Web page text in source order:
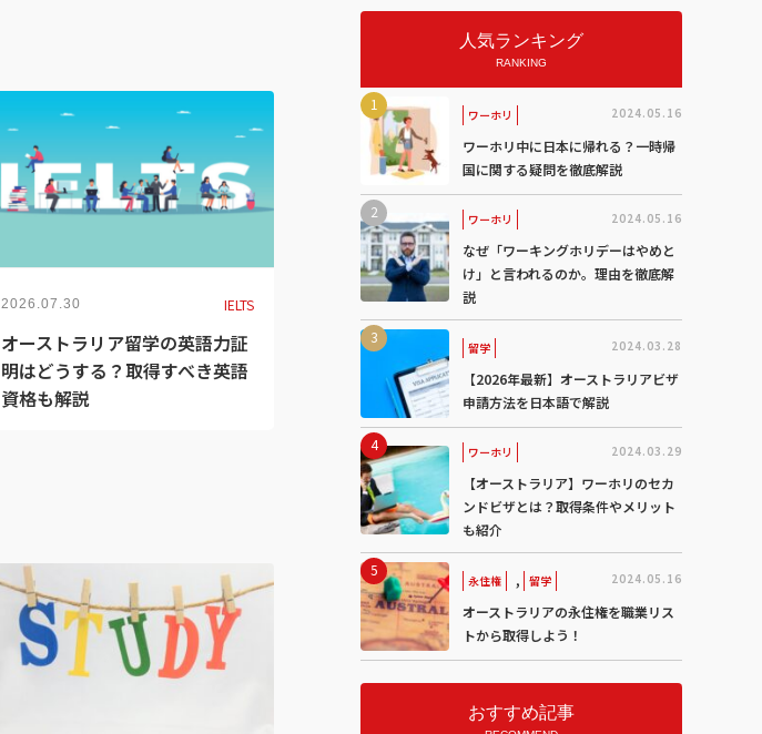
2026.07.30 IELTS
オーストラリア留学の英語力証
明はどうする？取得すべき英語
資格も解説
人気ランキング
RANKING
ワーホリ 2024.05.16
ワーホリ中に日本に帰れる？一時帰
国に関する疑問を徹底解説
ワーホリ 2024.05.16
なぜ「ワーキングホリデーはやめと
け」と言われるのか。理由を徹底解
説
留学 2024.03.28
【2026年最新】オーストラリアビザ
申請方法を日本語で解説
ワーホリ 2024.03.29
【オーストラリア】ワーホリのセカ
ンドビザとは？取得条件やメリット
も紹介
永住権 , 留学 2024.05.16
オーストラリアの永住権を職業リス
トから取得しよう！
おすすめ記事